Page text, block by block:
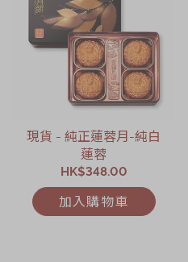
現貨 - 純正蓮蓉月-純白
蓮蓉
HK$348.00
加入購物車